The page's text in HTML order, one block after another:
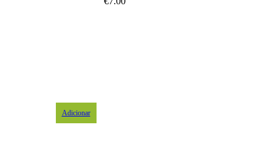
Adicionar